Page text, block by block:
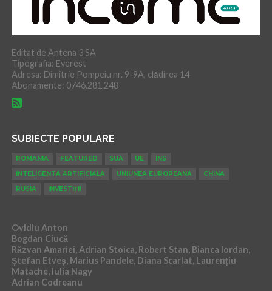
Editat de Antena 3 SA
Tipografia: Everest
Adresa: Dimitrie Pompeiu nr. 9-9A, clădirea 14
Abonamente: 0746.281.248
SUBIECTE POPULARE
ROMANIA FEATURED SUA UE
INS
INTELIGENTA ARTIFICIALA
UNIUNEA EUROPEANA
CHINA
RUSIA
INVESTIȚII
Ovidiu Anton
Bogdan Ciucă
Răzvan Amariei, Adrian Stoica, Robert Stan, Bianca Iordan,
Ștefan Etveș, Marius Pandele, Diana Scarlat, Laurențiu
Matache, Iulia Nagy
Adrian Codreanu